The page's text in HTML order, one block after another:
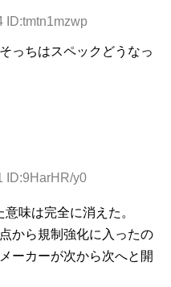
ID:tmtn1mzwp
っちはスペックどうなっ
ID:9HarHR/y0
味は完全に消えた。
から規制強化に入ったの
ーカーが次から次へと開